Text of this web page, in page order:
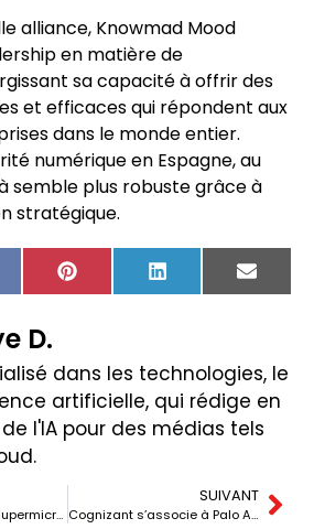
alliance, Knowmad Mood
en matière de
sa capacité à offrir des
et efficaces qui répondent aux
dans le monde entier.
numérique en Espagne, au
semble plus robuste grâce à
stratégique.
Pinterest LinkedIn Email
D.
dans les technologies, le
artificielle, qui rédige en
l'IA pour des médias tels
HPE, Dell, Lenovo et Supermicro lancent de nouveaux serveurs avec GPUs MI325X et processeurs Epyc d’AMD
SUIVANT
Cognizant s’associe à Palo Alto Networks pour proposer des services de cybersécurité alimentés par l’IA et renforcer la sécurité des entreprises mondiales